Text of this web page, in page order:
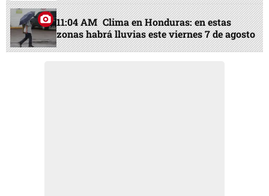
11:04 AM Clima en Honduras: en estas
zonas habrá lluvias este viernes 7 de agosto